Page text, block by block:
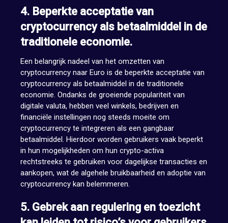
4. Beperkte acceptatie van
cryptocurrency als betaalmiddel in de
traditionele economie.
Een belangrijk nadeel van het omzetten van
cryptocurrency naar Euro is de beperkte acceptatie van
cryptocurrency als betaalmiddel in de traditionele
economie. Ondanks de groeiende populariteit van
digitale valuta, hebben veel winkels, bedrijven en
financiële instellingen nog steeds moeite om
cryptocurrency te integreren als een gangbaar
betaalmiddel. Hierdoor worden gebruikers vaak beperkt
in hun mogelijkheden om hun crypto-activa
rechtstreeks te gebruiken voor dagelijkse transacties en
aankopen, wat de algehele bruikbaarheid en adoptie van
cryptocurrency kan belemmeren.
5. Gebrek aan regulering en toezicht